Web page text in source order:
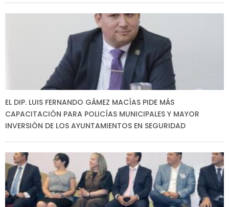
EL DIP. LUIS FERNANDO GÁMEZ MACÍAS PIDE MÁS
CAPACITACIÓN PARA POLICÍAS MUNICIPALES Y MAYOR
INVERSIÓN DE LOS AYUNTAMIENTOS EN SEGURIDAD